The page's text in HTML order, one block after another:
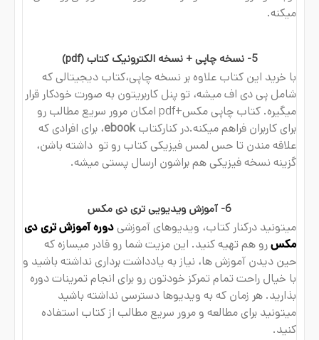
میکنه.
5- نسخه چاپی + نسخه الکترونیک کتاب (pdf)
با خرید این کتاب علاوه بر نسخه چاپی،کتاب دیجیتالی که
شامل پی دی اف میشه، تو پنل کاربریتون به صورت خودکار قرار
میگیره. کتاب چاپی مکس+pdf امکان مرور سریع مطالب رو
برای کاربران فراهم میکنه.در کنارکتابebook، برای افرادی که
علاقه مندن تا حس لمس فیزیکی کتاب رو تو داشته باشن،
گزینه نسخه فیزیکی هم براشون ارسال پستی میشه.
6- آموزش ویدیویی تری دی مکس
میتونید درکنار کتاب، ویدیوهای آموزشیدوره آموزش تری دی
مکسرو هم تهیه کنید. این مزیت شما رو قادر میسازه که
حین دیدن آموزش ها، نیاز به یادداشت برداری نداشته باشید و
با خیال راحت تمام تمرکز خودتون رو برای انجام تمرینات دوره
بذارید. هر زمان که به ویدیوها دسترسی نداشته باشید
میتونید برای مطالعه و مرور سریع مطالب از کتاب استفاده
کنید.